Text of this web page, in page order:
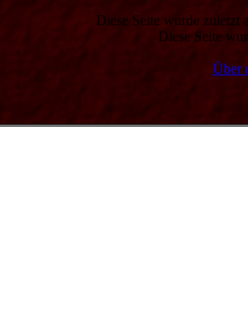
Diese Seite wurde zuletzt
Diese Seite
Über